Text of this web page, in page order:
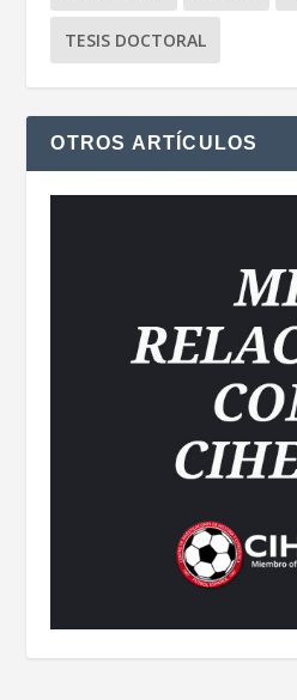
TESIS DOCTORAL
OTROS ARTÍCULOS